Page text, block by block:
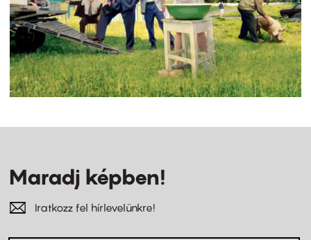
Maradj képben!
Iratkozz fel hírlevelünkre!